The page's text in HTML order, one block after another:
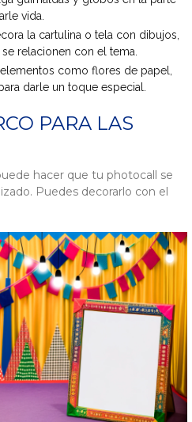
vida.
la cartulina o tela con dibujos,
relacionen con el tema.
como flores de papel,
darle un toque especial.
PARA LAS
hacer que tu photocall se
Puedes decorarlo con el